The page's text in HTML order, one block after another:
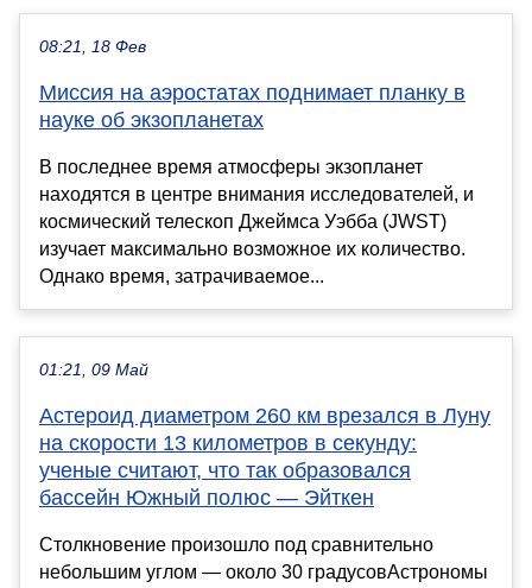
08:21, 18 Фев
Миссия на аэростатах поднимает планку в
науке об экзопланетах
В последнее время атмосферы экзопланет
находятся в центре внимания исследователей, и
космический телескоп Джеймса Уэбба (JWST)
изучает максимально возможное их количество.
Однако время, затрачиваемое...
01:21, 09 Май
Астероид диаметром 260 км врезался в Луну
на скорости 13 километров в секунду:
ученые считают, что так образовался
бассейн Южный полюс — Эйткен
Столкновение произошло под сравнительно
небольшим углом — около 30 градусовАстрономы